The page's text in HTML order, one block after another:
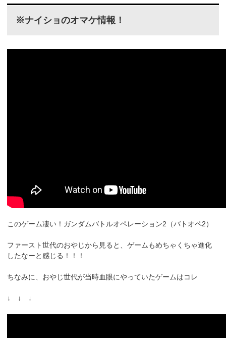
※ナイショのオマケ情報！
このゲーム凄い！ガンダムバトルオペレーション2（バトオペ2）
ファースト世代のおやじから見ると、ゲームもめちゃくちゃ進化
したなーと感じる！！！
ちなみに、おやじ世代が当時血眼にやっていたゲームはコレ
↓ ↓ ↓